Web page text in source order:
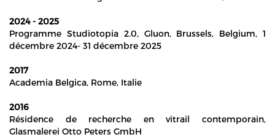
2024 - 2025
Programme Studiotopia 2.0, Gluon, Brussels, Belgium, 1
décembre 2024- 31 décembre 2025
2017
Academia Belgica, Rome, Italie
2016
Résidence de recherche en vitrail contemporain,
Glasmalerei Otto Peters GmbH